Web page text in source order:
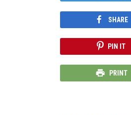
SHARE
PIN IT
PRINT